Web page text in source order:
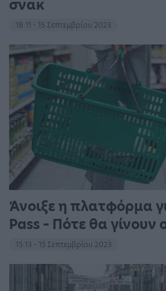
σνακ
18:11 - 15 Σεπτεμβρίου 2023
Άνοιξε η πλατφόρμα
Pass – Πότε θα γίνουν
15:13 - 15 Σεπτεμβρίου 2023